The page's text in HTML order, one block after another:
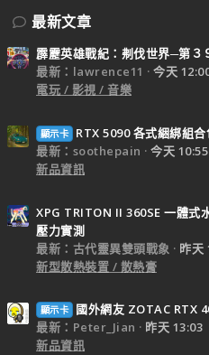
最新文章
霹靂英雄戰紀：刜伐世界─第３
最新：lawrence11
今天
電玩 / 影視 / 音樂
顯示卡
RTX 5090 各式綑綁組
最新：soothepain
今天 10:55
新品資訊
XPG TRITON II 360SE 一體式
壓力實測
最新：古代靈異雙頭戰象
昨天
新型散熱裝置 / 散熱膏
顯示卡
國外網友 ZOTAC RTX
最新：Peter_Jian
昨天 13:03
新品資訊